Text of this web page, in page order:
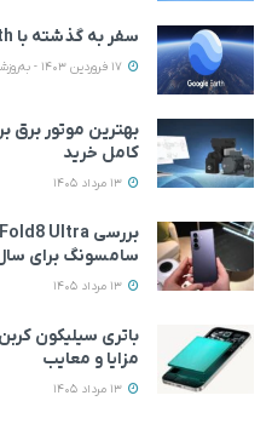
سفر به گذشته با Google Earth
بهترین موتور برق
کامل خرید
سامسونگ برای سال
باتری سیلیکون
مزایا و معایب